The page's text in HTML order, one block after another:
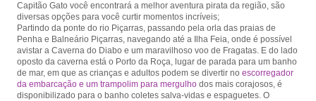
Capitão Gato você encontrará a melhor aventura pirata da região, são
diversas opções para você curtir momentos incríveis;
Partindo da ponte do rio Piçarras, passando pela orla das praias de
Penha e Balneário Piçarras, navegando até a Ilha Feia, onde é possível
avistar a Caverna do Diabo e um maravilhoso voo de Fragatas. E do lado
oposto da caverna está o Porto da Roça, lugar de parada para um banho
de mar, em que as crianças e adultos podem se divertir no escorregador
da embarcação e um trampolim para mergulho dos mais corajosos, é
disponibilizado para o banho coletes salva-vidas e espaguetes. O